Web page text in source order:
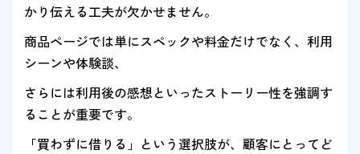
かり伝える工夫が欠かせません。
商品ページでは単にスペックや料金だけでなく、利用
シーンや体験談、
さらには利用後の感想といったストーリー性を強調す
ることが重要です。
「買わずに借りる」という選択肢が、顧客にとってど